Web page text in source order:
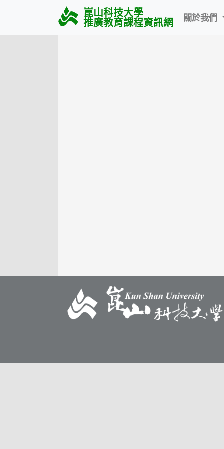
崑山科技大學
推廣教育課程資訊網 關於我們